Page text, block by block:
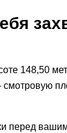
148,50
перед